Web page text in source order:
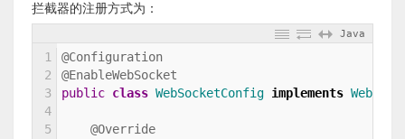
拦截器的注册方式为：
Java
1
2
3
4
5
@Configuration
@EnableWebSocket
public class WebSocketConfig implements
@Override